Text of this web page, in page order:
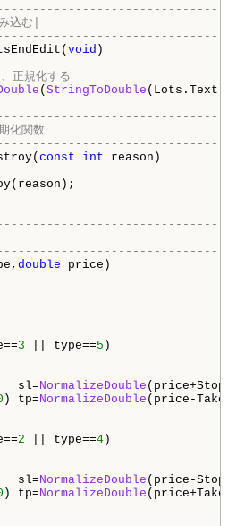
込む|
void )
正規化する
( StringToDouble
化関数
const int reason)
double price)
3 || type==5 )
sl=NormalizeDouble
) tp=NormalizeDouble (price-
2 || type==4 )
sl=NormalizeDouble (price-
) tp=NormalizeDouble